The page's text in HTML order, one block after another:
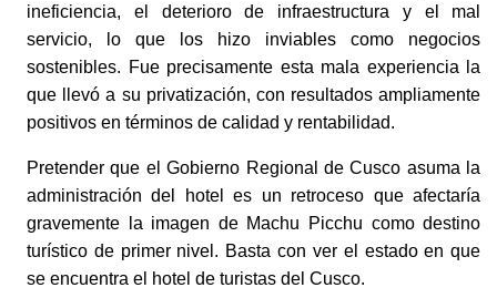
ineficiencia, el deterioro de infraestructura y el mal
servicio, lo que los hizo inviables como negocios
sostenibles. Fue precisamente esta mala experiencia la
que llevó a su privatización, con resultados ampliamente
positivos en términos de calidad y rentabilidad.
Pretender que el Gobierno Regional de Cusco asuma la
administración del hotel es un retroceso que afectaría
gravemente la imagen de Machu Picchu como destino
turístico de primer nivel. Basta con ver el estado en que
se encuentra el hotel de turistas del Cusco.